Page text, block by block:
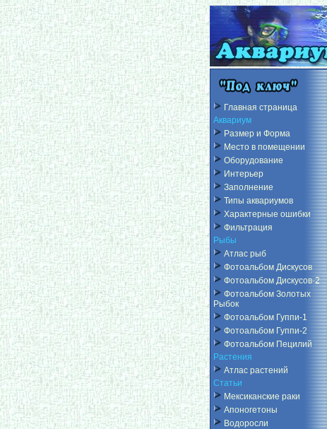
Главная страница
Аквариум
Размер и Форма
Место в помещении
Оборудование
Интерьер
Заполнение
Типы аквариумов
Характерные ошибки
Фильтрация
Рыбы
Атлас рыб
Фотоальбом Дискусов
Фотоальбом Дискусов-2
Фотоальбом Золотых
Рыбок
Фотоальбом Гуппи-1
Фотоальбом Гуппи-2
Фотоальбом Пецилий
Растения
Атлас растений
Статьи
Мексиканские раки
Апоногетоны
Водоросли